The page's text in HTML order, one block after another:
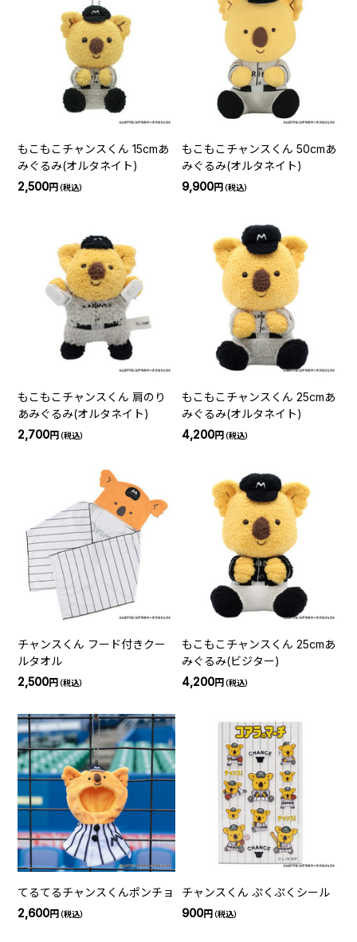
もこもこチャンスくん 15cmあ
みぐるみ(オルタネイト)
2,500円（税込）
もこもこチャンスくん 50cmあ
みぐるみ(オルタネイト)
9,900円（税込）
もこもこチャンスくん 肩のり
あみぐるみ(オルタネイト)
2,700円（税込）
もこもこチャンスくん 25cmあ
みぐるみ(オルタネイト)
4,200円（税込）
チャンスくん フード付きクー
ルタオル
2,500円（税込）
もこもこチャンスくん 25cmあ
みぐるみ(ビジター)
4,200円（税込）
てるてるチャンスくんポンチョ
2,600円（税込）
チャンスくん ぷくぷくシール
900円（税込）